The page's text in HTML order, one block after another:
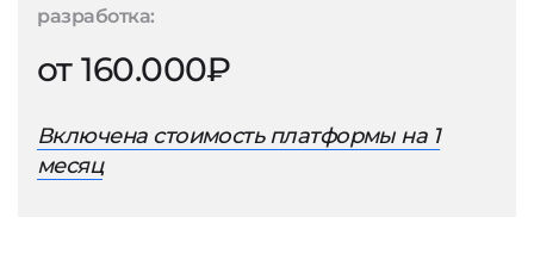
разработка:
от 160.000₽
Включена стоимость платформы на 1
месяц